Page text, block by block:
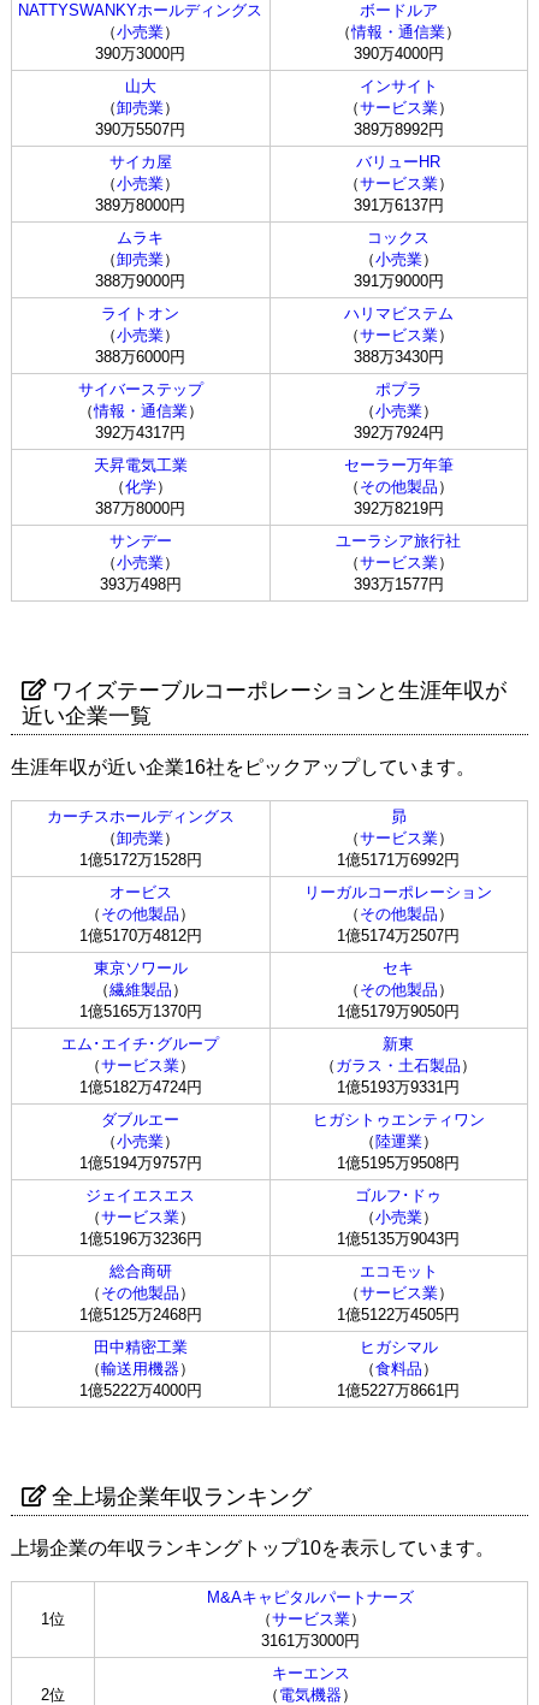
NATTYSWANKYホールディングス
（小売業）
390万3000円
ボードルア
（情報・通信業）
390万4000円
山大
（卸売業）
390万5507円
インサイト
（サービス業）
389万8992円
サイカ屋
（小売業）
389万8000円
バリューHR
（サービス業）
391万6137円
ムラキ
（卸売業）
388万9000円
コックス
（小売業）
391万9000円
ライトオン
（小売業）
388万6000円
ハリマビステム
（サービス業）
388万3430円
サイバーステップ
（情報・通信業）
392万4317円
ポプラ
（小売業）
392万7924円
天昇電気工業
（化学）
387万8000円
セーラー万年筆
（ その他製品 ）
392万8219円
サンデー
（小売業）
393万498円
ユーラシア旅行社
（サービス業）
393万1577円
ワイズテーブルコーポレーションと生涯年収が
近い企業一覧
生涯年収が近い企業16社をピックアップしています。
カーチスホールディングス
（卸売業）
1億5172万1528円
昴
（サービス業）
1億5171万6992円
オービス
（ その他製品 ）
1億5170万4812円
リーガルコーポレーション
（ その他製品 ）
1億5174万2507円
東京ソワール
（繊維製品 ）
1億5165万1370円
セキ
（ その他製品 ）
1億5179万9050円
エム･エイチ･グループ
（サービス業）
1億5182万4724円
新東
（ ガラス・土石製品 ）
1億5193万9331円
ダブルエー
（小売業）
1億5194万9757円
ヒガシトゥエンティワン
（ 陸運業）
1億5195万9508円
ジェイエスエス
（サービス業）
1億5196万3236円
ゴルフ･ドゥ
（小売業）
1億5135万9043円
総合商研
（ その他製品 ）
1億5125万2468円
エコモット
（サービス業）
1億5122万4505円
田中精密工業
（輸送用機器）
1億5222万4000円
ヒガシマル
（食料品 ）
1億5227万8661円
全上場企業年収ランキング
上場企業の年収ランキングトップ10を表示しています。
1位
M&Aキャピタルパートナーズ
（サービス業）
3161万3000円
2位
キーエンス
（ 電気機器）